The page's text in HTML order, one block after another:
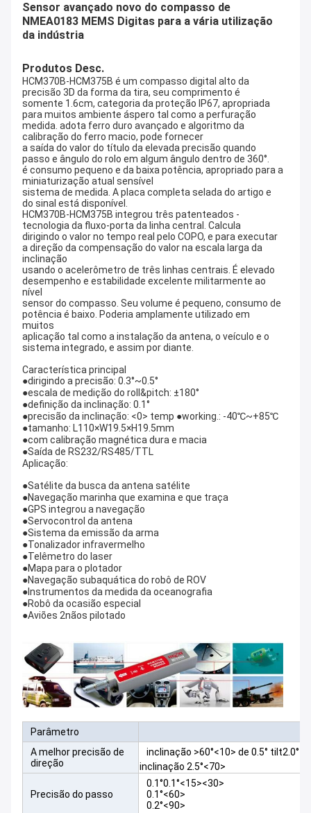
Sensor avançado novo do compasso de
NMEA0183 MEMS Digitas para a vária utilização
da indústria
Produtos Desc.
HCM370B-HCM375B é um compasso digital alto da
precisão 3D da forma da tira, seu comprimento é
somente 1.6cm, categoria da proteção IP67, apropriada
para muitos ambiente áspero tal como a perfuração
medida. adota ferro duro avançado e algoritmo da
calibração do ferro macio, pode fornecer
a saída do valor do título da elevada precisão quando
passo e ângulo do rolo em algum ângulo dentro de 360°.
é consumo pequeno e da baixa potência, apropriado para a
miniaturização atual sensível
sistema de medida. A placa completa selada do artigo e
do sinal está disponível.
HCM370B-HCM375B integrou três patenteados -
tecnologia da fluxo-porta da linha central. Calcula
dirigindo o valor no tempo real pelo COPO, e para executar
a direção da compensação do valor na escala larga da
inclinação
usando o acelerômetro de três linhas centrais. É elevado
desempenho e estabilidade excelente militarmente ao
nível
sensor do compasso. Seu volume é pequeno, consumo de
potência é baixo. Poderia amplamente utilizado em
muitos
aplicação tal como a instalação da antena, o veículo e o
sistema integrado, e assim por diante.
Característica principal
●dirigindo a precisão: 0.3°~0.5°
●escala de medição do roll&pitch: ±180°
●definição da inclinação: 0.1°
●precisão da inclinação: <0> temp ●working.: -40℃~+85℃
●tamanho: L110×W19.5×H19.5mm
●com calibração magnética dura e macia
●Saída de RS232/RS485/TTL
Aplicação:
●Satélite da busca da antena satélite
●Navegação marinha que examina e que traça
●GPS integrou a navegação
●Servocontrol da antena
●Sistema da emissão da arma
●Tonalizador infravermelho
●Telêmetro do laser
●Mapa para o plotador
●Navegação subaquática do robô de ROV
●Instrumentos da medida da oceanografia
●Robô da ocasião especial
●Aviões 2nãos pilotado
Parâmetro
A melhor precisão de
direção
inclinação >60°<10> de 0.5° tilt2.0°
inclinação 2.5°<70>
Precisão do passo
0.1°0.1°<15><30>
0.1°<60>
0.2°<90>